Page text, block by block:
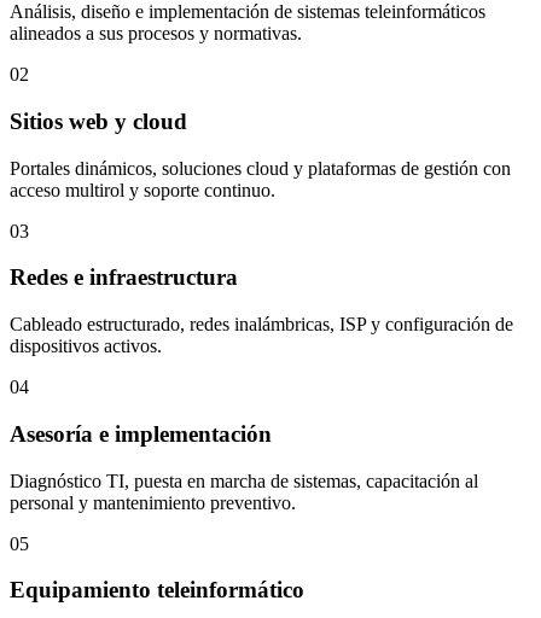
Análisis, diseño e implementación de sistemas teleinformáticos
alineados a sus procesos y normativas.
02
Sitios web y cloud
Portales dinámicos, soluciones cloud y plataformas de gestión con
acceso multirol y soporte continuo.
03
Redes e infraestructura
Cableado estructurado, redes inalámbricas, ISP y configuración de
dispositivos activos.
04
Asesoría e implementación
Diagnóstico TI, puesta en marcha de sistemas, capacitación al
personal y mantenimiento preventivo.
05
Equipamiento teleinformático